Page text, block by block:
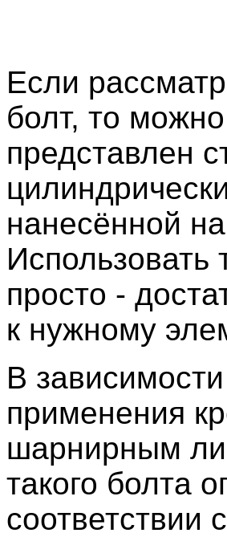
Если
болт, то
представлен
нанесённой
Использовать
просто -
к нужному
В
применения
шарнирным
такого болта
соответствии